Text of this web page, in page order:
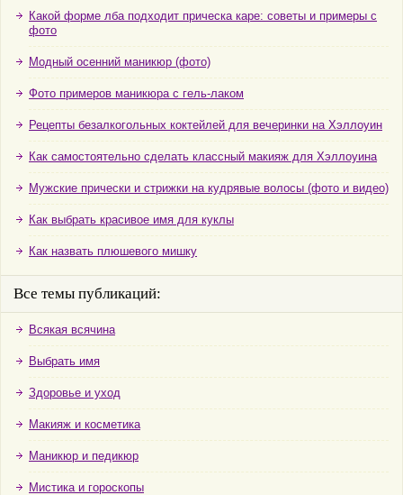
Какой форме лба подходит прическа каре: советы и примеры с
фото
Модный осенний маникюр (фото)
Фото примеров маникюра с гель-лаком
Рецепты безалкогольных коктейлей для вечеринки на Хэллоуин
Как самостоятельно сделать классный макияж для Хэллоуина
Мужские прически и стрижки на кудрявые волосы (фото и видео)
Как выбрать красивое имя для куклы
Как назвать плюшевого мишку
Все темы публикаций:
Всякая всячина
Выбрать имя
Здоровье и уход
Макияж и косметика
Маникюр и педикюр
Мистика и гороскопы